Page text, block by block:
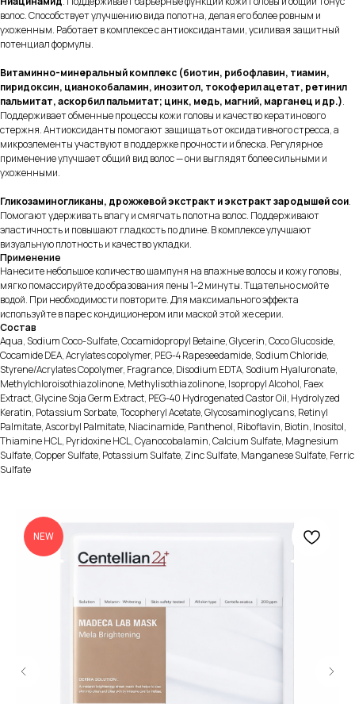
волос. Способствует улучшению вида полотна, делая его более ровным и
ухоженным. Работает в комплексе с антиоксидантами, усиливая защитный
потенциал формулы.
Витаминно-минеральный комплекс (биотин, рибофлавин, тиамин,
пиридоксин, цианокобаламин, инозитол, токоферил ацетат, ретинил
пальмитат, аскорбил пальмитат; цинк, медь, магний, марганец и др.).
Поддерживает обменные процессы кожи головы и качество кератинового
стержня. Антиоксиданты помогают защищать от оксидативного стресса, а
микроэлементы участвуют в поддержке прочности и блеска. Регулярное
применение улучшает общий вид волос — они выглядят более сильными и
ухоженными.
Гликозаминогликаны, дрожжевой экстракт и экстракт зародышей сои.
Помогают удерживать влагу и смягчать полотна волос. Поддерживают
эластичность и повышают гладкость по длине. В комплексе улучшают
визуальную плотность и качество укладки.
Применение
Нанесите небольшое количество шампуня на влажные волосы и кожу головы,
мягко помассируйте до образования пены 1–2 минуты. Тщательно смойте
водой. При необходимости повторите. Для максимального эффекта
используйте в паре с кондиционером или маской этой же серии.
Состав
Aqua, Sodium Coco-Sulfate, Cocamidopropyl Betaine, Glycerin, Coco Glucoside,
Cocamide DEA, Acrylates copolymer, PEG-4 Rapeseedamide, Sodium Chloride,
Styrene/Acrylates Copolymer, Fragrance, Disodium EDTA, Sodium Hyaluronate,
Methylchloroisothiazolinone, Methylisothiazolinone, Isopropyl Alcohol, Faex
Extract, Glycine Soja Germ Extract, PEG-40 Hydrogenated Castor Oil, Hydrolyzed
Keratin, Potassium Sorbate, Tocopheryl Acetate, Glycosaminoglycans, Retinyl
Palmitate, Ascorbyl Palmitate, Niacinamide, Panthenol, Riboflavin, Biotin, Inositol,
Thiamine HCL, Pyridoxine HCL, Cyanocobalamin, Calcium Sulfate, Magnesium
Sulfate, Copper Sulfate, Potassium Sulfate, Zinc Sulfate, Manganese Sulfate, Ferric
Sulfate
NEW